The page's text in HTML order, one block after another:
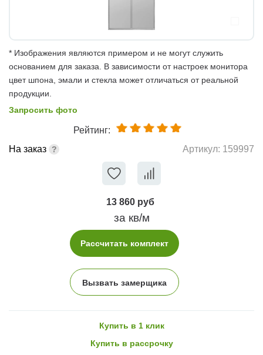
* Изображения являются примером и не могут служить
основанием для заказа. В зависимости от настроек монитора
цвет шпона, эмали и стекла может отличаться от реальной
продукции.
Запросить фото
Рейтинг:
На заказ
Артикул: 159997
13 860 руб
за кв/м
Рассчитать комплект
Вызвать замерщика
Купить в 1 клик
Купить в рассрочку